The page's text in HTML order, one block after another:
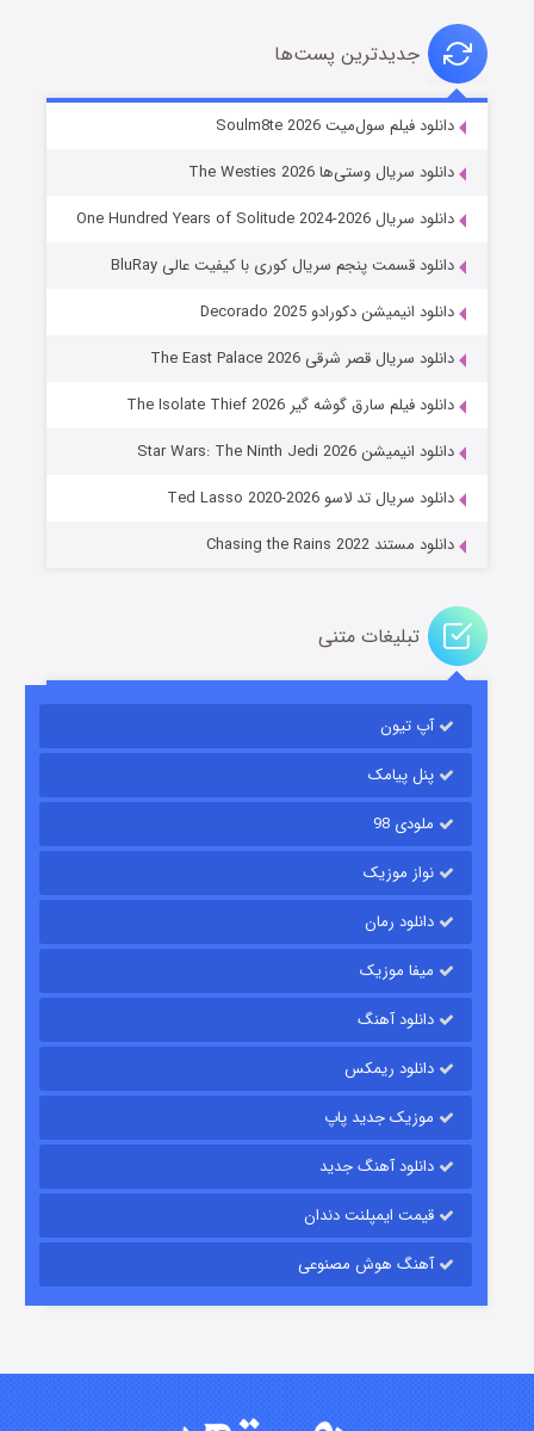
خاندان اژدها فصل ۳
جادوگری در مغولستان
قسمت 14 (زیرنویس) منتشر شد
قسمت
قسمت2 (دوبله) منتشر شد
جدیدترین پست‌ها
دانلود فیلم سول‌میت Soulm8te 2026
دانلود سریال وستی‌ها The Westies 2026
دانلود سریال One Hundred Years of Solitude 2024-2026
دانلود قسمت پنجم سریال کوری با کیفیت عالی BluRay
دانلود انیمیشن دکورادو Decorado 2025
دانلود سریال قصر شرقی The East Palace 2026
دانلود فیلم سارق گوشه گیر The Isolate Thief 2026
دانلود انیمیشن Star Wars: The Ninth Jedi 2026
دانلود سریال تد لاسو Ted Lasso 2020-2026
دانلود مستند Chasing the Rains 2022
تبلیغات متنی
آپ تیون
پنل پیامک
ملودی 98
نواز موزیک
دانلود رمان
میفا موزیک
دانلود آهنگ
دانلود ریمکس
موزیک جدید پاپ
دانلود آهنگ جدید
قیمت ایمپلنت دندان
آهنگ هوش مصنوعی